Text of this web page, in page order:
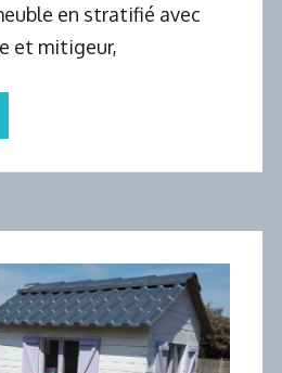
en stratifié avec
et mitigeur,